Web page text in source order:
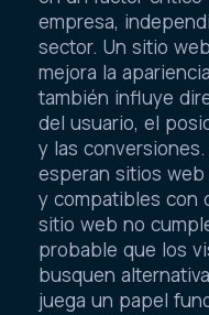
empresa,
sector. Un sitio
mejora la
también influye
del usuario, el
y las
esperan sitios
y compatibles con
sitio web no
probable que los
busquen
juega un papel